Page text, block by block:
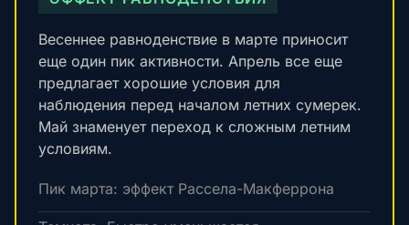
Весеннее равноденствие в марте приносит
еще один пик активности. Апрель все еще
предлагает хорошие условия для
наблюдения перед началом летних сумерек.
Май знаменует переход к сложным летним
условиям.
Пик марта: эффект Рассела-Макферрона